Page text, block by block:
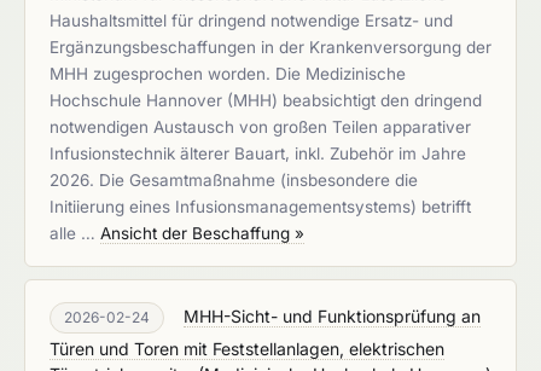
Haushaltsmittel für dringend notwendige Ersatz- und
Ergänzungsbeschaffungen in der Krankenversorgung der
MHH zugesprochen worden. Die Medizinische
Hochschule Hannover (MHH) beabsichtigt den dringend
notwendigen Austausch von großen Teilen apparativer
Infusionstechnik älterer Bauart, inkl. Zubehör im Jahre
2026. Die Gesamtmaßnahme (insbesondere die
Initiierung eines Infusionsmanagementsystems) betrifft
alle … Ansicht der Beschaffung »
2026-02-24
MHH-Sicht- und Funktionsprüfung an
Türen und Toren mit Feststellanlagen, elektrischen